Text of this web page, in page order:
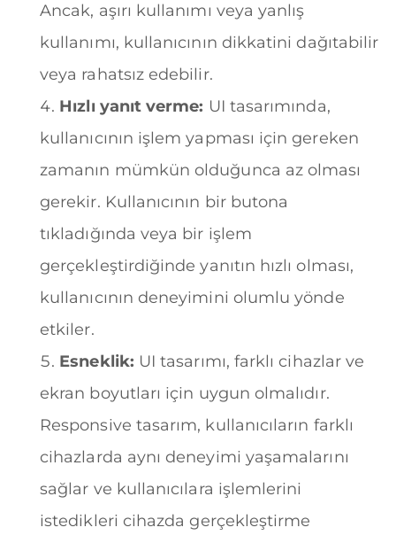
Ancak, aşırı kullanımı veya yanlış
kullanımı, kullanıcının dikkatini dağıtabilir
veya rahatsız edebilir.
Hızlı yanıt verme: UI tasarımında,
kullanıcının işlem yapması için gereken
zamanın mümkün olduğunca az olması
gerekir. Kullanıcının bir butona
tıkladığında veya bir işlem
gerçekleştirdiğinde yanıtın hızlı olması,
kullanıcının deneyimini olumlu yönde
etkiler.
Esneklik: UI tasarımı, farklı cihazlar ve
ekran boyutları için uygun olmalıdır.
Responsive tasarım, kullanıcıların farklı
cihazlarda aynı deneyimi yaşamalarını
sağlar ve kullanıcılara işlemlerini
istedikleri cihazda gerçekleştirme